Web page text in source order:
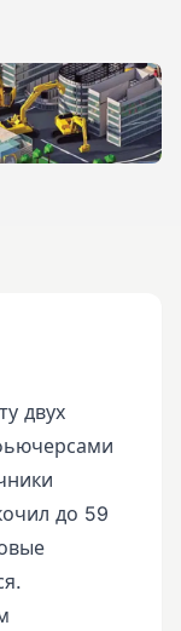
двух
до 59